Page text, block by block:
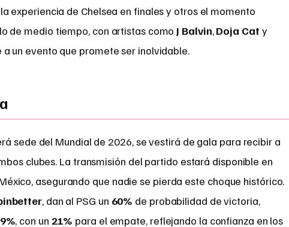
experiencia de Chelsea en finales y otros el momento
de medio tiempo, con artistas como J Balvin,Doja Cat y
un evento que promete ser inolvidable.
sede del Mundial de 2026, se vestirá de gala para recibir a
clubes. La transmisión del partido estará disponible en
asegurando que nadie se pierda este choque histórico.
, dan al PSG un 60% de probabilidad de victoria,
, con un 21% para el empate, reflejando la confianza en los